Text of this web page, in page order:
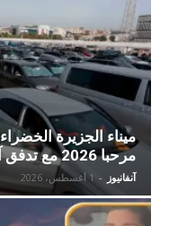
ميناء الجزيرة
مرحبا 2026 مع تدفق آلاف السيارات نحو المغرب
آنفانيوز - 1 أغسطس، 2026